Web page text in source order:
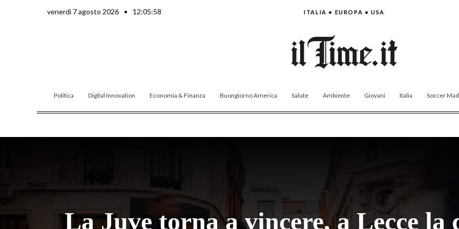
venerdì 7 agosto 2026 • 12:05:59 ITALIA • EUROPA • USA
Politica Digital Innovation Economia & Finanza Buongiorno America Salute Ambiente Giovani Italia Soccer
La Juve torna a vincere, a Lecce la